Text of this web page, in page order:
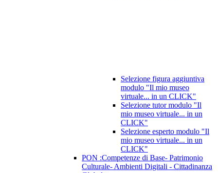
Selezione figura aggiuntiva
modulo "Il mio museo
virtuale... in un CLICK"
Selezione tutor modulo "Il
mio museo virtuale... in un
CLICK"
Selezione esperto modulo "Il
mio museo virtuale... in un
CLICK"
PON :Competenze di Base- Patrimonio
Culturale- Ambienti Digitali - Cittadinanza